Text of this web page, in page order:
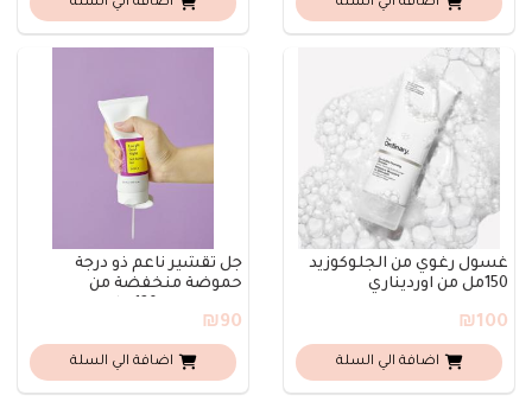
اضافة الي السلة اضافة الي السلة
غسول رغوي من الجلوكوزيد
150مل من اورديناري
₪100
اضافة الي السلة
جل تقشير ناعم ذو درجة
حموضة منخفضة من
₪90
اضافة الي السلة